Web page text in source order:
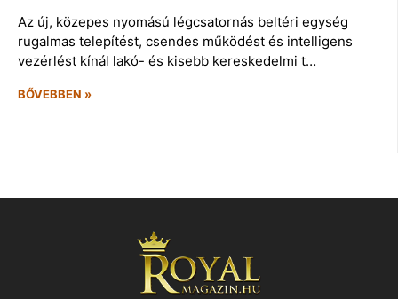
Az új, közepes nyomású légcsatornás beltéri egység
rugalmas telepítést, csendes működést és intelligens
vezérlést kínál lakó- és kisebb kereskedelmi t…
BŐVEBBEN »